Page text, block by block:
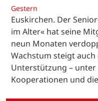
Gestern
Euskirchen. Der
im Alter« hat seine
neun Monaten
Wachstum steigt
Unterstützung –
Kooperationen und